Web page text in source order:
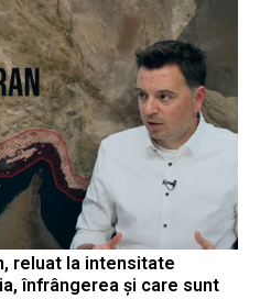
reluat la intensitate
înfrângerea și care sunt